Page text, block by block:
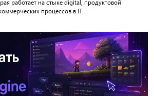
работает на стыке digital, продуктовой
процессов в IT